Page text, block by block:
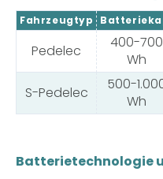
Fahrzeugtyp
Pedelec
400-700
Wh
S-Pedelec
500-
Wh
Batterietechnologie